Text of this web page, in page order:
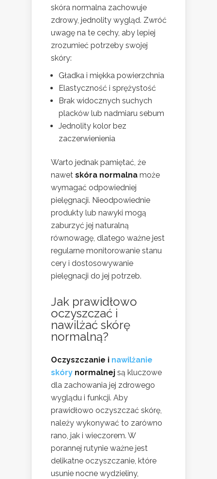
skóra normalna zachowuje
zdrowy, jednolity wygląd. Zwróć
uwagę na te cechy, aby lepiej
zrozumieć potrzeby swojej
skóry:
Gładka i miękka powierzchnia
Elastyczność i sprężystość
Brak widocznych suchych
placków lub nadmiaru sebum
Jednolity kolor bez
zaczerwienienia
Warto jednak pamiętać, że
nawet skóra normalna może
wymagać odpowiedniej
pielęgnacji. Nieodpowiednie
produkty lub nawyki mogą
zaburzyć jej naturalną
równowagę, dlatego ważne jest
regularne monitorowanie stanu
cery i dostosowywanie
pielęgnacji do jej potrzeb.
Jak prawidłowo
oczyszczać i
nawilżać skórę
normalną?
Oczyszczanie i nawilżanie
skóry normalnej są kluczowe
dla zachowania jej zdrowego
wyglądu i funkcji. Aby
prawidłowo oczyszczać skórę,
należy wykonywać to zarówno
rano, jak i wieczorem. W
porannej rutynie ważne jest
delikatne oczyszczanie, które
usunie nocne wydzieliny,